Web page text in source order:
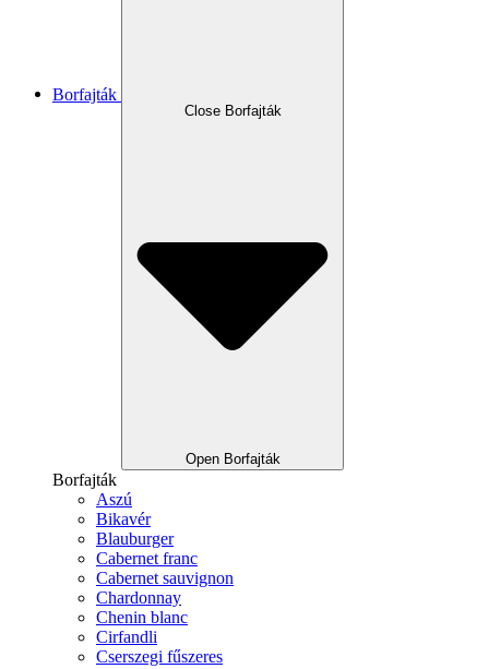
Borfajták
Close Borfajták
Open Borfajták
Borfajták
Aszú
Bikavér
Blauburger
Cabernet franc
Cabernet sauvignon
Chardonnay
Chenin blanc
Cirfandli
Cserszegi fűszeres